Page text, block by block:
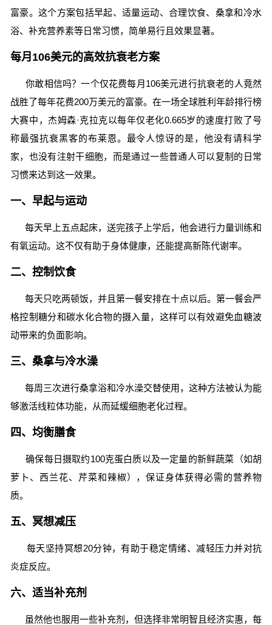
富豪。这个方案包括早起、适量运动、合理饮食、桑拿和冷水
浴、补充营养素等日常习惯，简单易行且效果显著。
每月106美元的高效抗衰老方案
你敢相信吗？一个仅花费每月106美元进行抗衰老的人竟然
战胜了每年花费200万美元的富豪。在一场全球胜利年龄排行榜
大赛中，杰姆森·克拉克以每年仅老化0.665岁的速度打败了号
称最强抗衰黑客的布莱恩。最令人惊讶的是，他没有请科学
家，也没有注射干细胞，而是通过一些普通人可以复制的日常
习惯来达到这一效果。
一、早起与运动
每天早上五点起床，送完孩子上学后，他会进行力量训练和
有氧运动。这不仅有助于身体健康，还能提高新陈代谢率。
二、控制饮食
每天只吃两顿饭，并且第一餐安排在十点以后。第一餐会严
格控制糖分和碳水化合物的摄入量，这样可以有效避免血糖波
动带来的负面影响。
三、桑拿与冷水澡
每周三次进行桑拿浴和冷水澡交替使用，这种方法被认为能
够激活线粒体功能，从而延缓细胞老化过程。
四、均衡膳食
确保每日摄取约100克蛋白质以及一定量的新鲜蔬菜（如胡
萝卜、西兰花、芹菜和辣椒），保证身体获得必需的营养物
质。
五、冥想减压
每天坚持冥想20分钟，有助于稳定情绪、减轻压力并对抗
炎症反应。
六、适当补充剂
虽然他也服用一些补充剂，但选择非常明智且经济实惠，每